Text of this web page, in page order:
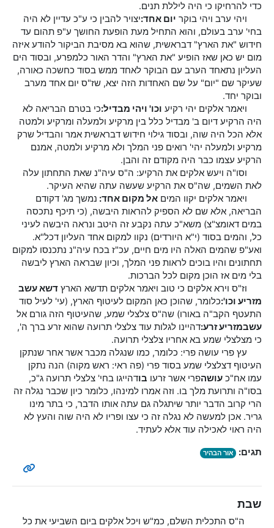
כדי להרחיקו כי היה ליללת תנים.
ויהי ערב ויהי בוקר יום אחד:יצויר להבין כי ע"כ עדיין לא היה
בחי' ערב בעולם, והוא התחיל מעת הופעת החושך ע"פ תהום עד
חידוש "את הארץ" דבראשית, שהוא בא מסיבת הביקור להודע איזה
מום יש כאן שאז הופיע "את הארץ" והדר האור כלמפרע, ובסוד הים
העליון נתאחד הערב עם הבוקר לאחד ממש בסוד כחשכה כאורה,
שעיקר שם "יום" על שם האחדות הזה יצא, שז"ס יום אחד מערב
ובוקר יחד.
ויאמר אלקים יהי רקיע וכו' ויהי מבדיל:כי בטרם הבריאה לא
היה הרקיע דיום ב' מבדיל כלל בין מרקיע ולמעלה ומרקיע ולמטה
אלא הכל היה שוה, ובסוד גילוי חידוש דבראשית אמר והבדיל שרק
מרקיע ולמעלה יהי' רואים פני המלך ולא מרקיע ולמטה, אמנם
הרקיע עצמו כבר היה מקודם זה והבן.
וסו"ה ויעש אלקים את הרקיע: ה"ס עיה"נ שאת התחתון עלה
לאת השמים, שה"ס את הרקיע שעשה עתה שהיא העיקר.
ויאמר אלקים יקוו המים אל מקום אחד: נמשך מג' דקודם
הבריאה, אלא שם לא הספיק להראות היבשה, (כי תיכף נתכסה
במים דאומצ"צ) משא"כ עתה נקבע זה היטב ונראה היבשה לעיני
כל, והמים בסוד (י"א היורדים) נקוו למקום אחד העליון דכל"א.
ואע"פ שהמים האלה היו מים חיים, עכ"ז בכח עיה"נ נתכנסו למקום
תחתונים והיו בוכים לראות פני המלך, וכיון שבראה הארץ ליבשה
בלי מים אז הוכן מקום לכל הברכות.
וז"ס וירא אלקים כי טוב ויאמר אלקים תדשא הארץ דשא עשב
מזריע וכו':כלומר, שהוכן כאן המקום לעיטוף הארץ, (עי' לעיל סוד
התעטף הקב"ה באורו) שה"ס צלצלי שמע, שהעיטוף הזה גורם אל
עשבמזריע זרע:דהיינו לגלות עוד צלצלי תרועה שהוא זרע ברך ה',
כי מצלצלי שמע בא אחריו צלצלי תרועה.
עץ פרי עושה פרי: כלומר, כמו שנגלה מכבר אשר אחר שנתקן
העיטוף דצלצלי שמע בסוד פרי (פה ראי: ראש מקוה) הנה נתקן
עמו אח"כ עושהפרי אשר זרעו בודהייגו בחי' צלצלי תרועה ג"כ,
בסו"ה ותרועת מלך בו. וזה אמרו למינהו, כלומר כיון שכבר נגלה זה
הרי קרוב הדבר יותר שיתגלה גם עתה אותו הדבר, כי בתר מינו
גריר. אכן למעשה לא נגלה זה כי עצו ופריו לא היה שוה והעץ לא
היה ראוי לאכילה עוד אלא לעתיד.
תגים: אור הבהיר
שבת
ה"ס התכלית השלם, כמ"ש ויכל אלקים ביום השביעי את כל